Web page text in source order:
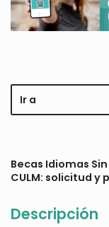
Ir a
Becas Idiomas
CULM: solicitud y
Descripción